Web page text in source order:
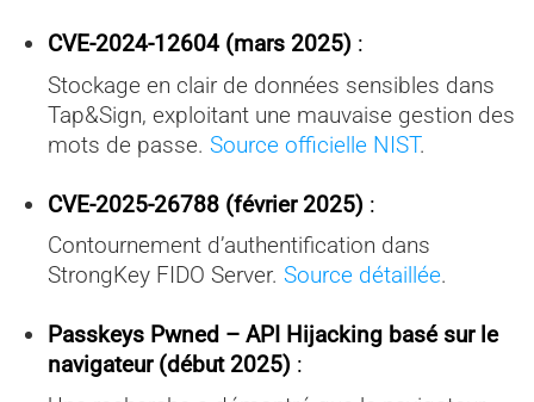
CVE-2024-12604 (mars 2025) :
Stockage en clair de données sensibles dans
Tap&Sign, exploitant une mauvaise gestion des
mots de passe. Source officielle NIST.
CVE-2025-26788 (février 2025) :
Contournement d’authentification dans
StrongKey FIDO Server. Source détaillée.
Passkeys Pwned – API Hijacking basé sur le
navigateur (début 2025) :